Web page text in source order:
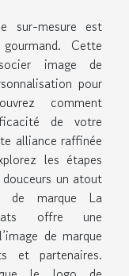
sur-mesure est
Cette
image de
pour
comment
de votre
alliance raffinée
les étapes
un atout
de marque La
offre une
de marque
et partenaires.